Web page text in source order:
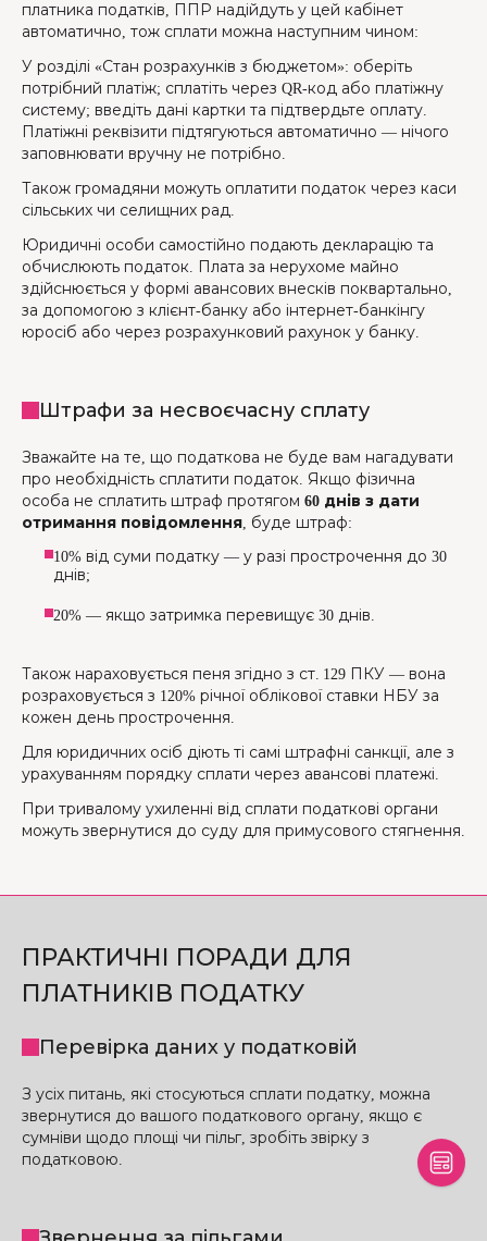
платника податків, ППР надійдуть у цей кабінет
автоматично, тож сплати можна наступним чином:
У розділі «Стан розрахунків з бюджетом»: оберіть
потрібний платіж; сплатіть через QR-код або платіжну
систему; введіть дані картки та підтвердьте оплату.
Платіжні реквізити підтягуються автоматично — нічого
заповнювати вручну не потрібно.
Також громадяни можуть оплатити податок через каси
сільських чи селищних рад.
Юридичні особи самостійно подають декларацію та
обчислюють податок. Плата за нерухоме майно
здійснюється у формі авансових внесків поквартально,
за допомогою з клієнт-банку або інтернет-банкінгу
юросіб або через розрахунковий рахунок у банку.
Штрафи за несвоєчасну сплату
Зважайте на те, що податкова не буде вам нагадувати
про необхідність сплатити податок. Якщо фізична
особа не сплатить штраф протягом 60 днів з дати
отримання повідомлення, буде штраф:
10% від суми податку — у разі прострочення до 30
днів;
20% — якщо затримка перевищує 30 днів.
Також нараховується пеня згідно з ст. 129 ПКУ — вона
розраховується з 120% річної облікової ставки НБУ за
кожен день прострочення.
Для юридичних осіб діють ті самі штрафні санкції, але з
урахуванням порядку сплати через авансові платежі.
При тривалому ухиленні від сплати податкові органи
можуть звернутися до суду для примусового стягнення.
ПРАКТИЧНІ ПОРАДИ ДЛЯ
ПЛАТНИКІВ ПОДАТКУ
Перевірка даних у податковій
З усіх питань, які стосуються сплати податку, можна
звернутися до вашого податкового органу, якщо є
сумніви щодо площі чи пільг, зробіть звірку з
податковою.